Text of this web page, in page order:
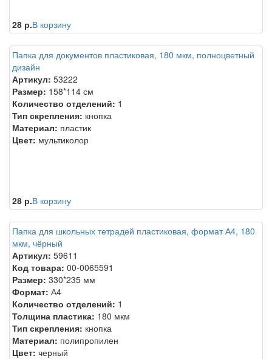
28 р.В корзину
Папка для документов пластиковая, 180 мкм, полноцветный
дизайн
Артикул: 53222
Размер: 158*114 см
Количество отделений: 1
Тип скрепления: кнопка
Материал: пластик
Цвет: мультиколор
28 р.В корзину
Папка для школьных тетрадей пластиковая, формат А4, 180
мкм, чёрный
Артикул: 59611
Код товара: 00-0065591
Размер: 330*235 мм
Формат: А4
Количество отделений: 1
Толщина пластика: 180 мкм
Тип скрепления: кнопка
Материал: полипропилен
Цвет: черный